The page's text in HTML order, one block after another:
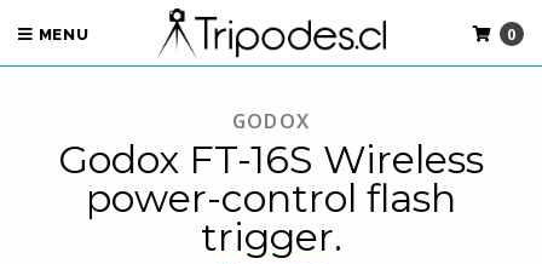
MENU 0
GODOX
Godox FT-16S Wireless
power-control flash
trigger.